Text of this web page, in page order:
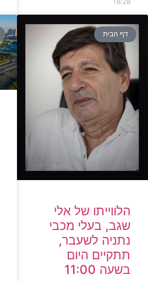
דף הבית
הלווייתו של אלי
שגב, בעלי מכבי
נתניה לשעבר,
תתקיים היום
בשעה 11:00